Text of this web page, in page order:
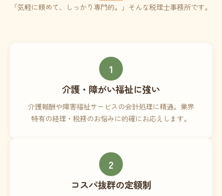
「気軽に頼めて、しっかり専門的。」そんな税理士事務所です。
1
介護・障がい福祉に強い
介護報酬や障害福祉サービスの会計処理に精通。業界
特有の経理・税務のお悩みに的確にお応えします。
2
コスパ抜群の定額制